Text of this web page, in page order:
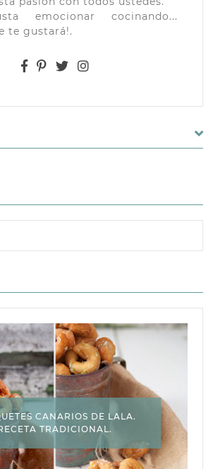
emocionar cocinando...
te gustará!.
CANARIOS DE LALA.
TRADICIONAL.